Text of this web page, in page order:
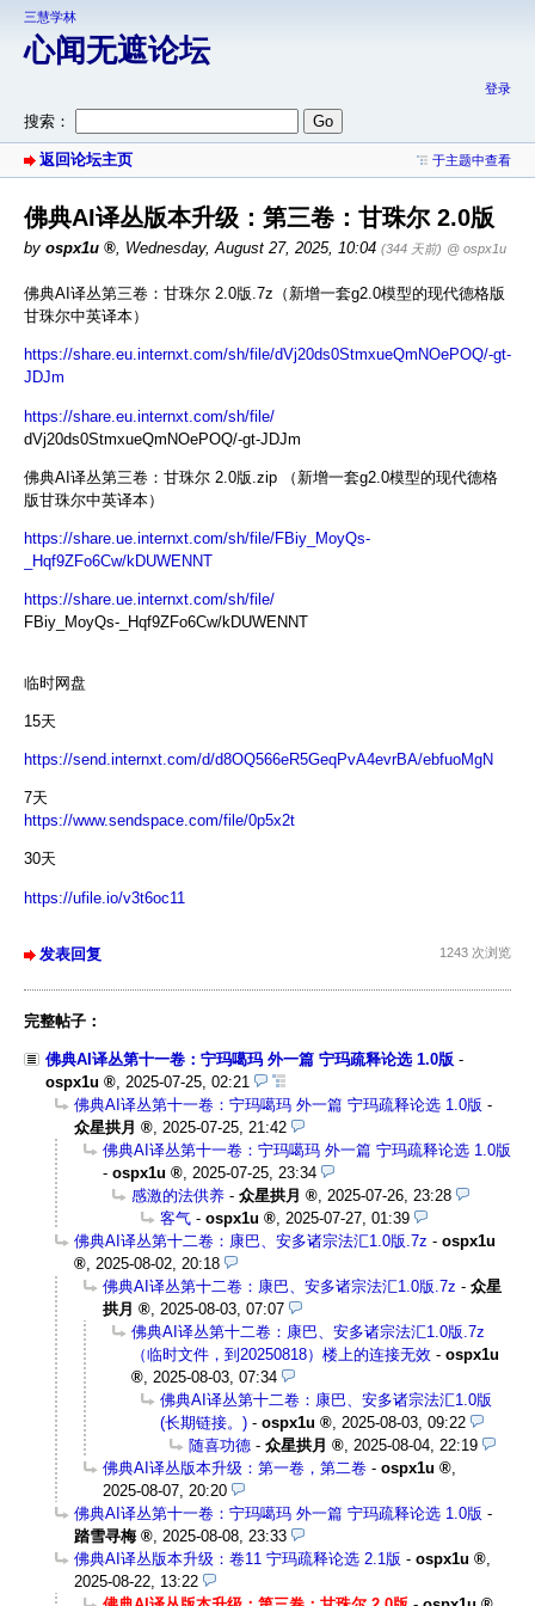
三慧学林
心闻无遮论坛
登录
搜索：
返回论坛主页 于主题中查看
佛典AI译丛版本升级：第三卷：甘珠尔 2.0版
by ospx1u , Wednesday, August 27, 2025, 10:04 (344 天前) @ ospx1u
佛典AI译丛第三卷：甘珠尔 2.0版.7z（新增一套g2.0模型的现代德格版
甘珠尔中英译本）
https://share.eu.internxt.com/sh/file/dVj20ds0StmxueQmNOePOQ/-gt-
JDJm
https://share.eu.internxt.com/sh/file/
dVj20ds0StmxueQmNOePOQ/-gt-JDJm
佛典AI译丛第三卷：甘珠尔 2.0版.zip （新增一套g2.0模型的现代德格
版甘珠尔中英译本）
https://share.ue.internxt.com/sh/file/FBiy_MoyQs-
_Hqf9ZFo6Cw/kDUWENNT
https://share.ue.internxt.com/sh/file/
FBiy_MoyQs-_Hqf9ZFo6Cw/kDUWENNT
临时网盘
15天
https://send.internxt.com/d/d8OQ566eR5GeqPvA4evrBA/ebfuoMgN
7天
https://www.sendspace.com/file/0p5x2t
30天
https://ufile.io/v3t6oc11
发表回复 1243 次浏览
完整帖子：
佛典AI译丛第十一卷：宁玛噶玛 外一篇 宁玛疏释论选 1.0版 -
ospx1u
2025-07-25, 02:21
佛典AI译丛第十一卷：宁玛噶玛 外一篇 宁玛疏释论选 1.0版 -
众星拱月
2025-07-25, 21:42
佛典AI译丛第十一卷：宁玛噶玛 外一篇 宁玛疏释论选 1.0版
- ospx1u
2025-07-25, 23:34
感激的法供养 - 众星拱月
2025-07-26, 23:28
客气 - ospx1u
2025-07-27, 01:39
佛典AI译丛第十二卷：康巴、安多诸宗法汇1.0版.7z - ospx1u
2025-08-02, 20:18
佛典AI译丛第十二卷：康巴、安多诸宗法汇1.0版.7z - 众星
拱月
2025-08-03, 07:07
佛典AI译丛第十二卷：康巴、安多诸宗法汇1.0版.7z
（临时文件，到20250818）楼上的连接无效 - ospx1u
2025-08-03, 07:34
佛典AI译丛第十二卷：康巴、安多诸宗法汇1.0版
(长期链接。) - ospx1u
2025-08-03, 09:22
随喜功德 - 众星拱月
2025-08-04, 22:19
佛典AI译丛版本升级：第一卷，第二卷 - ospx1u
2025-08-07, 20:20
佛典AI译丛第十一卷：宁玛噶玛 外一篇 宁玛疏释论选 1.0版 -
踏雪寻梅
2025-08-08, 23:33
佛典AI译丛版本升级：卷11 宁玛疏释论选 2.1版 - ospx1u
2025-08-22, 13:22